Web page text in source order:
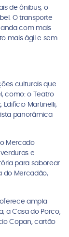
de ônibus, o
O transporte
com mais
mais ágil e sem
culturais que
como: o Teatro
Martinelli,
panorâmica
Mercado
e
para saborear
do Mercadão,
ampla
a Casa do Porco,
Copan, cartão